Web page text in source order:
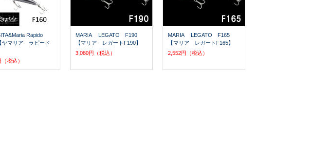
Rapido
ヤマリア ラピード
税込）
MARIA LEGATO F190
【マリア レガートF190】
3,080円（税込）
MARIA LEGATO F165
【マリア レガートF165】
2,552円（税込）